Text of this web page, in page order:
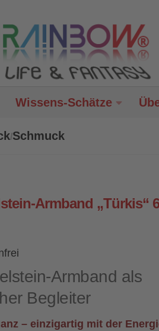
Wissens-Schätze
/Schmuck
Armband „Türkis“
Armband als
Begleiter
– einzigartig mit der